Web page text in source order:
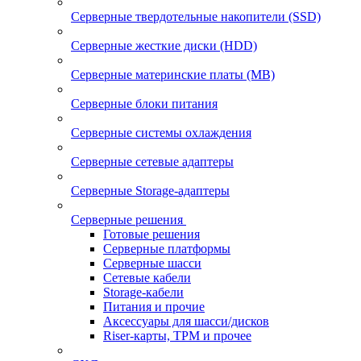
Серверные твердотельные накопители (SSD)
Серверные жесткие диски (HDD)
Серверные материнские платы (MB)
Серверные блоки питания
Серверные системы охлаждения
Серверные сетевые адаптеры
Серверные Storage-адаптеры
Серверные решения
Готовые решения
Серверные платформы
Серверные шасси
Сетевые кабели
Storage-кабели
Питания и прочие
Аксессуары для шасси/дисков
Riser-карты, TPM и прочее